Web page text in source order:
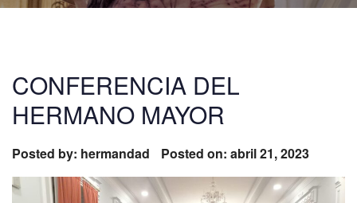
CONFERENCIA DEL
HERMANO MAYOR
Posted by: hermandad Posted on: abril 21, 2023